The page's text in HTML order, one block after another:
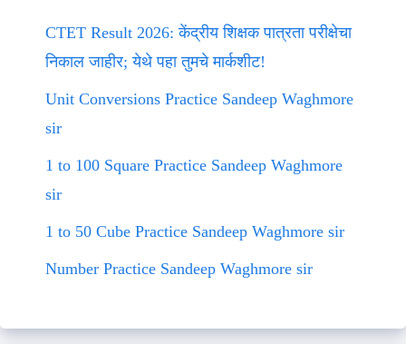
CTET Result 2026: केंद्रीय शिक्षक पात्रता परीक्षेचा
निकाल जाहीर; येथे पहा तुमचे मार्कशीट!
Unit Conversions Practice Sandeep Waghmore
sir
1 to 100 Square Practice Sandeep Waghmore
sir
1 to 50 Cube Practice Sandeep Waghmore sir
Number Practice Sandeep Waghmore sir